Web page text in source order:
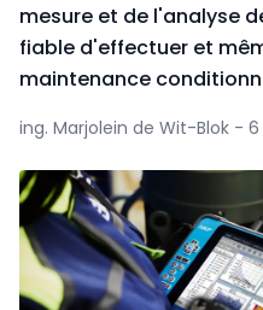
mesure et de l'analyse
fiable d'effectuer et
maintenance
ing. Marjolein de Wit-Blok -